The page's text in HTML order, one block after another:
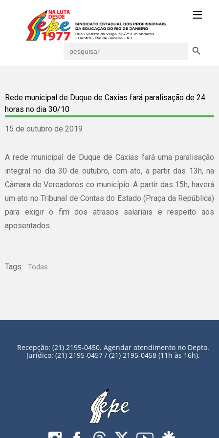
for:
Rede municipal de Duque de Caxias fará paralisação de 24
horas no dia 30/10
15 de outubro de 2019
A rede municipal de Duque de Caxias fará uma paralisação
integral no dia 30 de outubro, com ato, a partir das 13h, na
Câmara de Vereadores co município. A partir das 15h, haverá
um ato no Tribunal de Contas do Estado (Praça da República)
para exigir o fim dos atrasos salariais e respeito aos
aposentados.
Tags: Todas
Recepção: (21) 2195-0450. Agendar atendimento no Depto.
Jurídico: (21) 2195-0457 / (21) 2195-0458 (11h às 16h).